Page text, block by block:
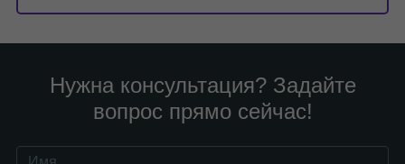
Нужна консультация? Задайте
вопрос прямо сейчас!